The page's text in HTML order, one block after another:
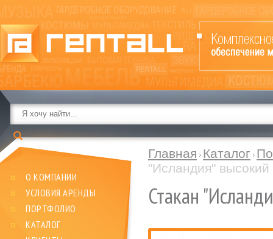
О КОМПАНИИ
УСЛОВИЯ АРЕНДЫ
ПОРТФОЛИО
КАТАЛОГ
Главная Каталог
"Исландия" высокий
Стакан